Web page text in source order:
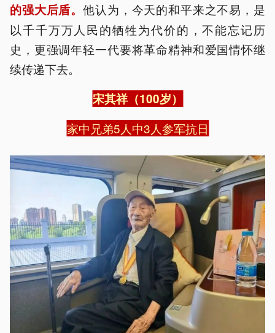
的强大后盾。他认为，今天的和平来之不易，是
以千千万万人民的牺牲为代价的，不能忘记历
史，更强调年轻一代要将革命精神和爱国情怀继
续传递下去。
宋其祥（100岁）
家中兄弟5人中3人参军抗日